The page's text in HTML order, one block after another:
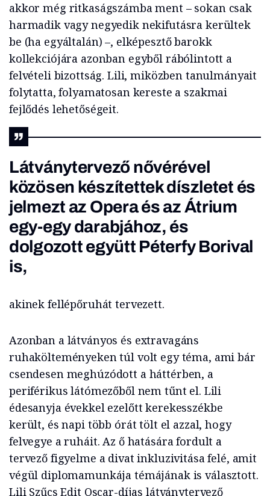
akkor még ritkaságszámba ment – sokan csak
harmadik vagy negyedik nekifutásra kerültek
be (ha egyáltalán) –, elképesztő barokk
kollekciójára azonban egyből rábólintott a
felvételi bizottság. Lili, miközben tanulmányait
folytatta, folyamatosan kereste a szakmai
fejlődés lehetőségeit.
Látványtervező nővérével
közösen készítettek díszletet és
jelmezt az Opera és az Átrium
egy-egy darabjához, és
dolgozott együtt Péterfy Borival
is,
akinek fellépőruhát tervezett.
Azonban a látványos és extravagáns
ruhakölteményeken túl volt egy téma, ami bár
csendesen meghúzódott a háttérben, a
periférikus látómezőből nem tűnt el. Lili
édesanyja évekkel ezelőtt kerekesszékbe
került, és napi több órát tölt el azzal, hogy
felvegye a ruháit. Az ő hatására fordult a
tervező figyelme a divat inkluzivitása felé, amit
végül diplomamunkája témájának is választott.
Lili Szűcs Edit Oscar-díjas látványtervező